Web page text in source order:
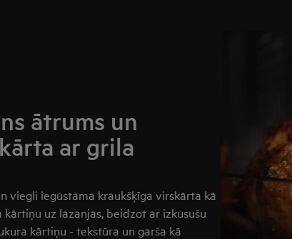
ātrums un
ar grila
viegli iegūstama kraukšķīga virskārta kā
kārtiņu uz lazanjas, beidzot ar izkusušu
kārtiņu - tekstūra un garša kā